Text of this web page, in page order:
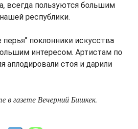
всегда пользуются большим
республики.
поклонники искусства
интересом. Артистам по
аплодировали стоя и дарили
в газете Вечерний Бишкек.